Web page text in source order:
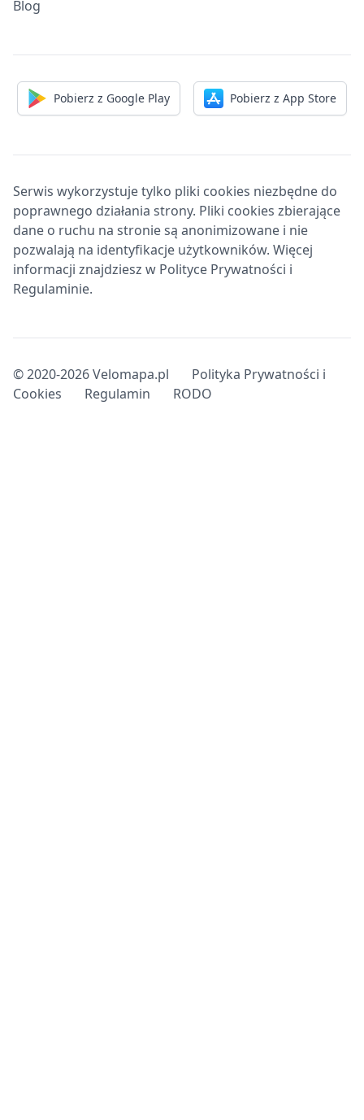
Blog
Pobierz z Google Play Pobierz z App Store
Serwis wykorzystuje tylko pliki cookies niezbędne do
poprawnego działania strony. Pliki cookies zbierające
dane o ruchu na stronie są anonimizowane i nie
pozwalają na identyfikacje użytkowników. Więcej
informacji znajdziesz w Polityce Prywatności i
Regulaminie.
© 2020-2026 Velomapa.pl
Polityka Prywatności i
Cookies
Regulamin RODO